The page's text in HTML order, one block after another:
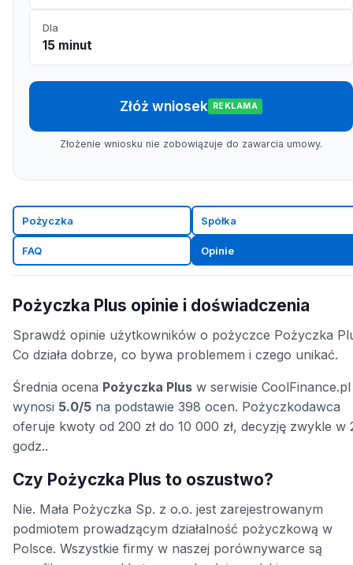
Dla
15 minut
Złóż wniosek REKLAMA
Złożenie wniosku nie zobowiązuje do zawarcia umowy.
Pożyczka Spółka
FAQ Opinie
Pożyczka Plus opinie i doświadczenia
Sprawdź opinie użytkowników o pożyczce Pożyczka
Co działa dobrze, co bywa problemem i czego unikać.
Średnia ocena Pożyczka Plus w serwisie CoolFinance.pl
wynosi 5.0/5 na podstawie 398 ocen. Pożyczkodawca
oferuje kwoty od 200 zł do 10 000 zł, decyzję zwykle w
godz..
Czy Pożyczka Plus to oszustwo?
Nie. Mała Pożyczka Sp. z o.o. jest zarejestrowanym
podmiotem prowadzącym działalność pożyczkową w
Polsce. Wszystkie firmy w naszej porównywarce są